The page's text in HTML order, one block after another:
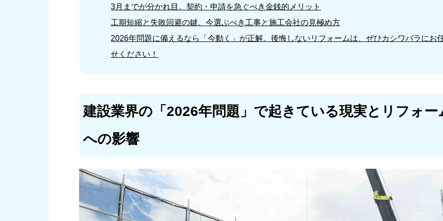
3月までが分かれ目。契約・申請を急ぐべき金銭的メリット
工期短縮と失敗回避の鍵。今選ぶべき工事と施工会社の見極め方
2026年問題に備えるなら「今動く」が正解。後悔しないリフォームは、ぜひカシワバラにお
せください！
建設業界の「2026年問題」で起きている現実とリフォー
への影響